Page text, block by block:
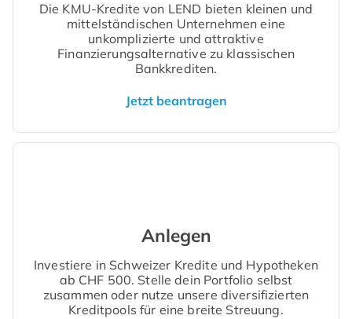
Die KMU-Kredite von LEND bieten kleinen und
mittelständischen Unternehmen eine
unkomplizierte und attraktive
Finanzierungsalternative zu klassischen
Bankkrediten.
Jetzt beantragen
Anlegen
Investiere in Schweizer Kredite und Hypotheken
ab CHF 500. Stelle dein Portfolio selbst
zusammen oder nutze unsere diversifizierten
Kreditpools für eine breite Streuung.